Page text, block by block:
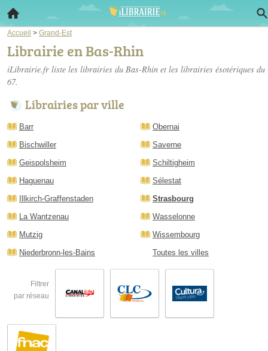
Accueil > Grand-Est
Librairie en Bas-Rhin
iLibrairie.fr liste les librairies du Bas-Rhin et les librairies ésotériques du
67.
Librairies par ville
Barr
Bischwiller
Geispolsheim
Haguenau
Illkirch-Graffenstaden
La Wantzenau
Mutzig
Niederbronn-les-Bains
Obernai
Saverne
Schiltigheim
Sélestat
Strasbourg
Wasselonne
Wissembourg
Toutes les villes
Filtrer
par réseau